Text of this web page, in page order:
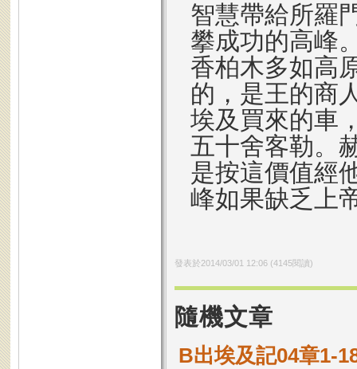
智慧帶給所羅
攀成功的高峰
香柏木多如高
的，是王的商
埃及買來的車
五十舍客勒。
是按這價值經
峰如果缺乏上
發表於2014/03/01 12:06(4145閱讀)
隨機文章
B出埃及記04章1-